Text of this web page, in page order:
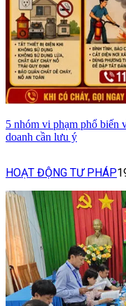
5 nhóm vi phạm phổ biến
doanh cần lưu ý
HOẠT ĐỘNG TƯ PHÁP